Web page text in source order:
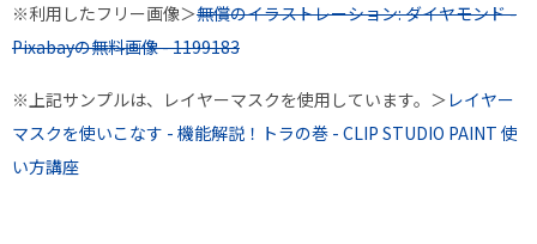
※利用したフリー画像＞無償のイラストレーション: ダイヤモンド -
Pixabayの無料画像 - 1199183
※上記サンプルは、レイヤーマスクを使用しています。＞ レイヤー
マスクを使いこなす - 機能解説！トラの巻 - CLIP STUDIO PAINT 使
い方講座